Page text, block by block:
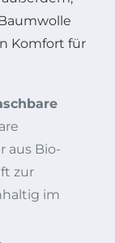
Komfort für
aus Bio-
zur
im